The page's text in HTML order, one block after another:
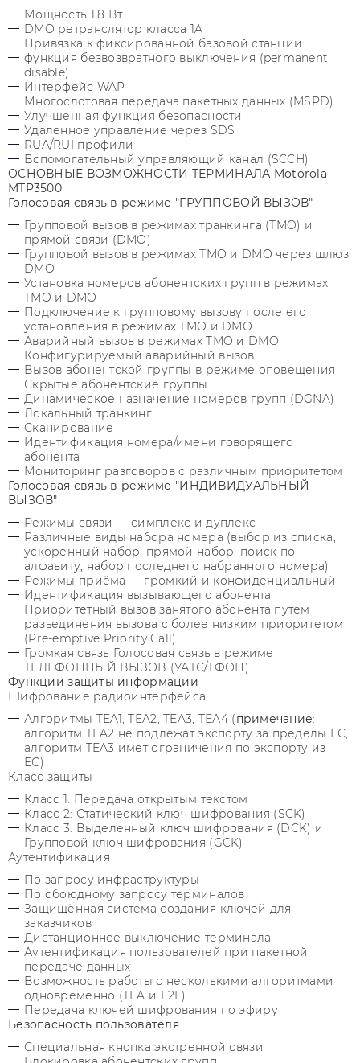
Мощность 1.8 Вт
DMO ретранслятор класса 1A
Привязка к фиксированной базовой станции
функция безвозвратного выключения (permanent
disable)
Интерфейс WAP
Многослотовая передача пакетных данных (MSPD)
Улучшенная функция безопасности
Удаленное управление через SDS
RUA/RUI профили
Вспомогательный управляющий канал (SCCH)
ОСНОВНЫЕ ВОЗМОЖНОСТИ ТЕРМИНАЛА Motorola
MTP3500
Голосовая связь в режиме "ГРУППОВОЙ ВЫЗОВ"
Групповой вызов в режимах транкинга (TMO) и
прямой связи (DMO)
Групповой вызов в режимах TMO и DMO через шлюз
DMO
Установка номеров абонентских групп в режимах
TMO и DMO
Подключение к групповому вызову после его
установления в режимах TMO и DMO
Аварийный вызов в режимах TMO и DMO
Конфигурируемый аварийный вызов
Вызов абонентской группы в режиме оповещения
Скрытые абонентские группы
Динамическое назначение номеров групп (DGNA)
Локальный транкинг
Сканирование
Идентификация номера/имени говорящего
абонента
Мониторинг разговоров с различным приоритетом
Голосовая связь в режиме "ИНДИВИДУАЛЬНЫЙ
ВЫЗОВ"
Режимы связи — симплекс и дуплекс
Различные виды набора номера (выбор из списка,
ускоренный набор, прямой набор, поиск по
алфавиту, набор последнего набранного номера)
Режимы приёма — громкий и конфиденциальный
Идентификация вызывающего абонента
Приоритетный вызов занятого абонента путём
разъединения вызова с более низким приоритетом
(Pre-emptive Priority Call)
Громкая связь Голосовая связь в режиме
ТЕЛЕФОННЫЙ ВЫЗОВ (УАТС/ТФОП)
Функции защиты информации
Шифрование радиоинтерфейса
Алгоритмы TEA1, TEA2, TEA3, ТЕА4 (примечание:
алгоритм TEA2 не подлежат экспорту за пределы ЕС,
алгоритм TEA3 имет ограничения по экспорту из
ЕС)
Класс защиты
Класс 1: Передача открытым текстом
Класс 2: Статический ключ шифрования (SCK)
Класс 3: Выделенный ключ шифрования (DCK) и
Групповой ключ шифрования (GCK)
Аутентификация
По запросу инфраструктуры
По обоюдному запросу терминалов
Защищённая система создания ключей для
заказчиков
Дистанционное выключение терминала
Аутентификация пользователей при пакетной
передаче данных
Возможность работы с несколькими алгоритмами
одновременно (TEA и E2E)
Передача ключей шифрования по эфиру
Безопасность пользователя
Специальная кнопка экстренной связи